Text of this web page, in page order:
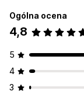
Ogólna ocena
4,8
5
4
3